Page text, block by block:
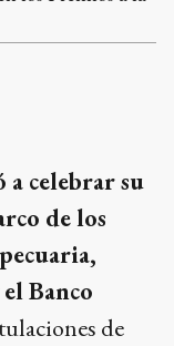
celebrar su
de los
Banco
de